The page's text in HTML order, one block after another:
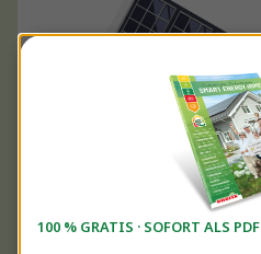
100 % GRATIS · SOFORT ALS PDF